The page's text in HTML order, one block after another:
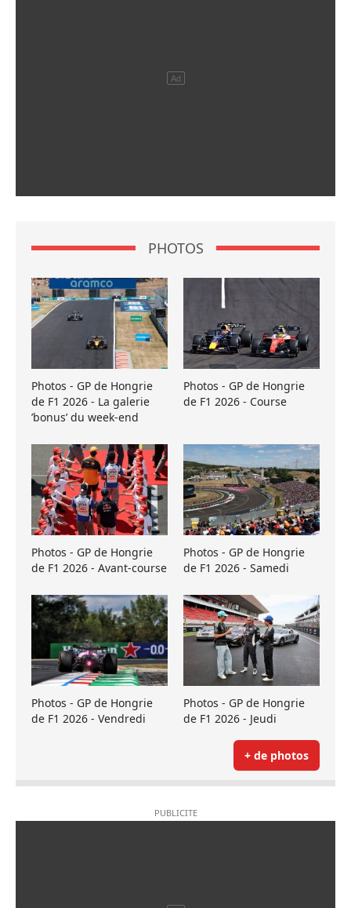
PHOTOS
Photos - GP de Hongrie
de F1 2026 - La galerie
’bonus’ du week-end
Photos - GP de Hongrie
de F1 2026 - Course
Photos - GP de Hongrie
de F1 2026 - Avant-course
Photos - GP de Hongrie
de F1 2026 - Samedi
Photos - GP de Hongrie
de F1 2026 - Vendredi
Photos - GP de Hongrie
de F1 2026 - Jeudi
+ de photos